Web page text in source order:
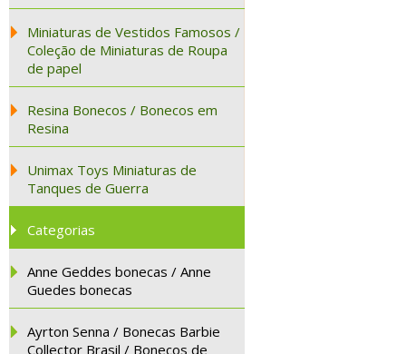
Miniaturas de Vestidos Famosos /
Coleção de Miniaturas de Roupa
de papel
Resina Bonecos / Bonecos em
Resina
Unimax Toys Miniaturas de
Tanques de Guerra
Categorias
Anne Geddes bonecas / Anne
Guedes bonecas
Ayrton Senna / Bonecas Barbie
Collector Brasil / Bonecos de